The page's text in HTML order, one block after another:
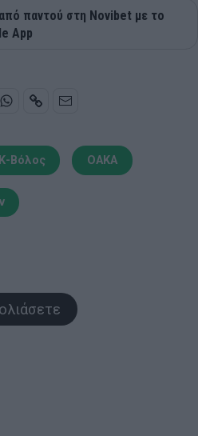
από παντού στη Novibet με το
App
Βόλος ΟΑΚΑ